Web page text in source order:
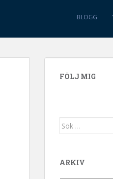
BLOGG
FÖLJ MIG
Sök efter:
ARKIV